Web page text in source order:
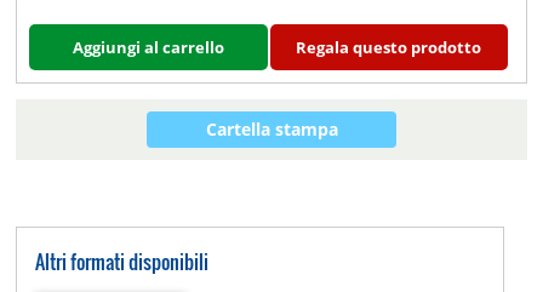
Aggiungi al carrello Regala questo prodotto
Cartella stampa
Altri formati disponibili